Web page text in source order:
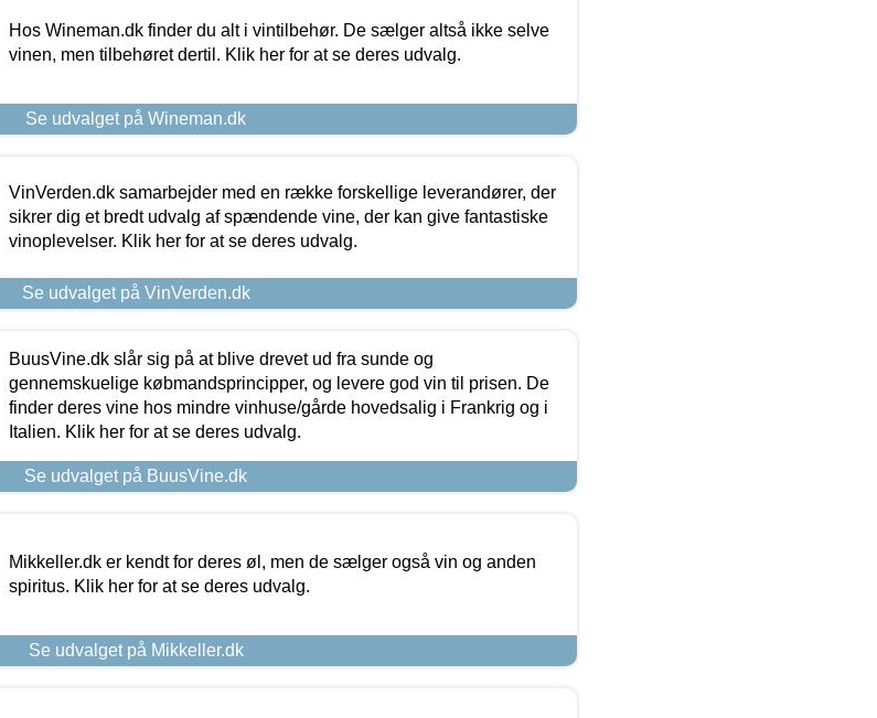
Hos Wineman.dk finder du alt i vintilbehør. De sælger altså ikke selve
vinen, men tilbehøret dertil. Klik her for at se deres udvalg.
Se udvalget på Wineman.dk
VinVerden.dk samarbejder med en række forskellige leverandører, der
sikrer dig et bredt udvalg af spændende vine, der kan give fantastiske
vinoplevelser. Klik her for at se deres udvalg.
Se udvalget på VinVerden.dk
BuusVine.dk slår sig på at blive drevet ud fra sunde og
gennemskuelige købmandsprincipper, og levere god vin til prisen. De
finder deres vine hos mindre vinhuse/gårde hovedsalig i Frankrig og i
Italien. Klik her for at se deres udvalg.
Se udvalget på BuusVine.dk
Mikkeller.dk er kendt for deres øl, men de sælger også vin og anden
spiritus. Klik her for at se deres udvalg.
Se udvalget på Mikkeller.dk